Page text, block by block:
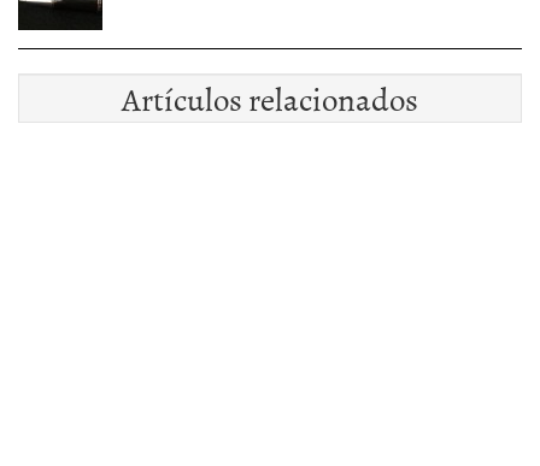
Artículos relacionados